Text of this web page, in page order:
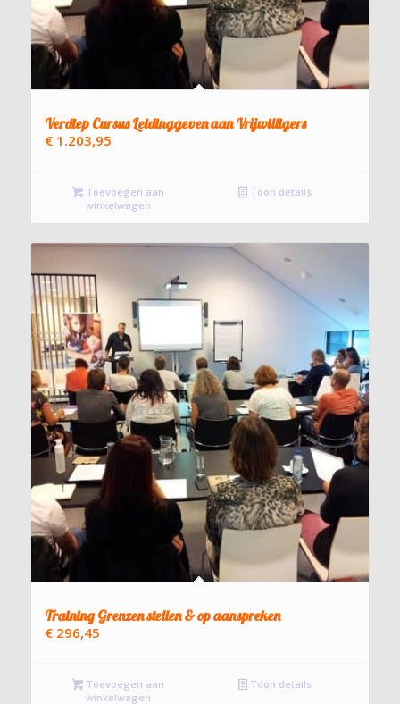
Verdiep Cursus Leidinggeven aan Vrijwilligers
€1.203,95
Toevoegen aan
winkelwagen
Toon details
Training Grenzen stellen & op aanspreken
€296,45
Toevoegen aan
winkelwagen
Toon details